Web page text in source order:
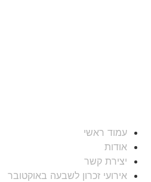
עמוד ראשי
אודות
יצירת קשר
אירועי זכרון לשבעה באוקטובר